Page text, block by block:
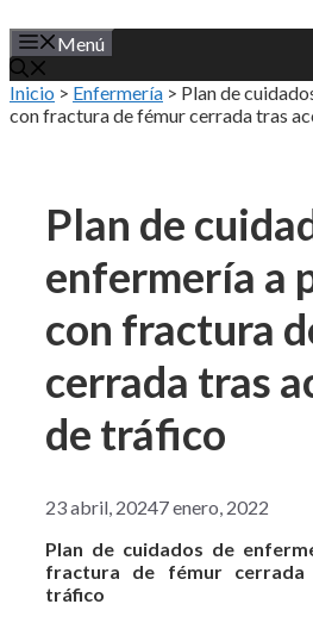
Menú
Inicio > Enfermería > Plan de
con fractura de fémur cerrada tras
Plan de
enfermería a
con fractura
cerrada tras
de tráfico
23 abril, 20247 enero, 2022
Plan de cuidados de
fractura de fémur
tráfico